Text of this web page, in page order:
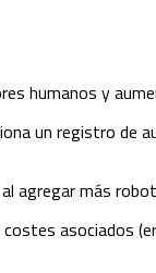
humanos y
un registro de
agregar más
asociados